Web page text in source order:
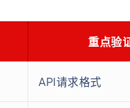
重点验
API请求格式